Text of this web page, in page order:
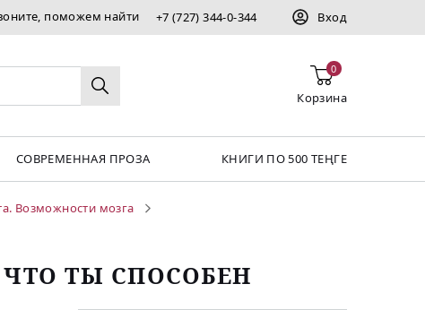
поможем найти +7 (727) 344-0-344 Вход
0
Корзина
СОВРЕМЕННАЯ ПРОЗА КНИГИ ПО 500 ТЕҢГЕ
Возможности мозга
ТЫ СПОСОБЕН